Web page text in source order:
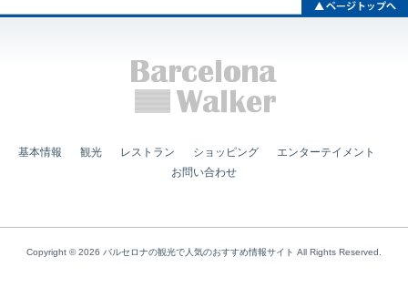
基本情報 観光 レストラン ショッピング
エンターテイメント
お問い合わせ
Copyright © 2026 バルセロナの観光で人気のおすすめ情報サイト All Rights Reserved.